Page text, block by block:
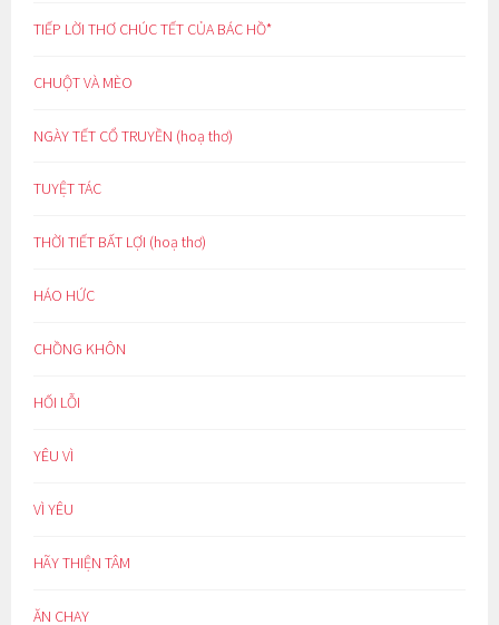
TIẾP LỜI THƠ CHÚC TẾT CỦA BÁC HỒ*
CHUỘT VÀ MÈO
NGÀY TẾT CỔ TRUYỀN (hoạ thơ)
TUYỆT TÁC
THỜI TIẾT BẤT LỢI (hoạ thơ)
HÁO HỨC
CHỒNG KHÔN
HỐI LỖI
YÊU VÌ
VÌ YÊU
HÃY THIỆN TÂM
ĂN CHAY